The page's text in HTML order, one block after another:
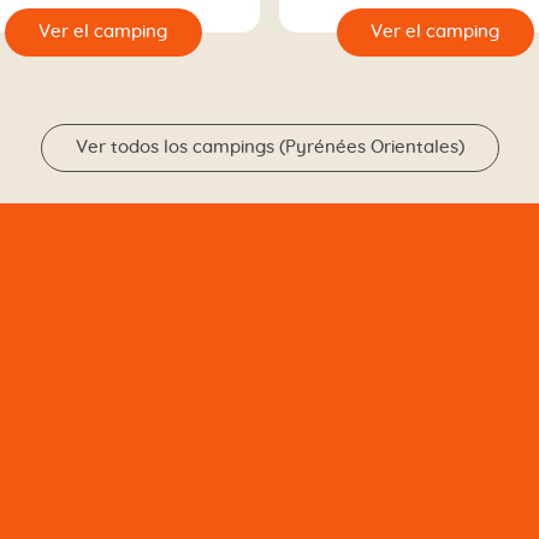
Ver el camping 🔍 Ver el
Ver todos los campings (Pyrénées Orientales)